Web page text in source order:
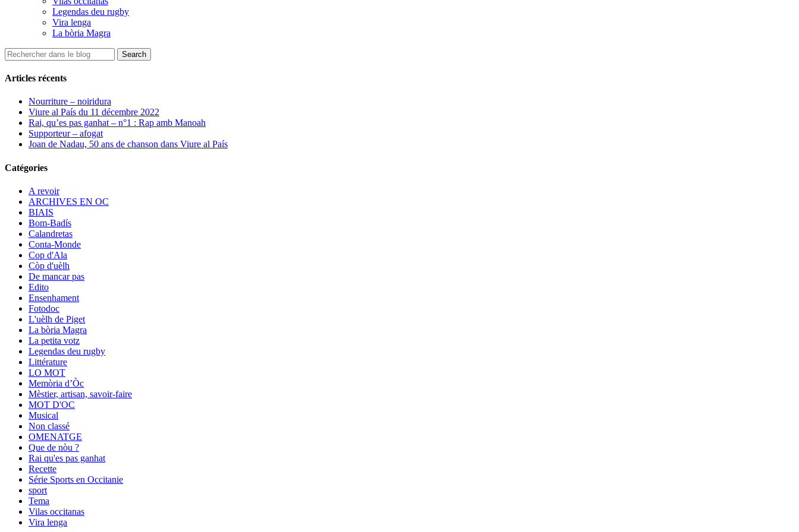
Legendas deu rugby
Vira lenga
La bòria Magra
Articles récents
Nourriture – noiridura
Viure al País du 11 décembre 2022
Rai, qu’es pas ganhat – n°1 : Rap amb Manoah
Supporteur – afogat
Joan de Nadau, 50 ans de chanson dans Viure al País
Catégories
A revoir
ARCHIVES EN OC
BIAIS
Bom-Badís
Calandretas
Conta-Monde
Cop d'Ala
Còp d'uèlh
De mancar pas
Edito
Ensenhament
Fotodoc
L'uèlh de Piget
La bòria Magra
La petita votz
Legendas deu rugby
Littérature
LO MOT
Memòria d’Òc
Mèstier, artisan, savoir-faire
MOT D'OC
Musical
Non classé
OMENATGE
Que de nòu ?
Rai qu'es pas ganhat
Recette
Série Sports en Occitanie
sport
Tema
Vilas occitanas
Vira lenga